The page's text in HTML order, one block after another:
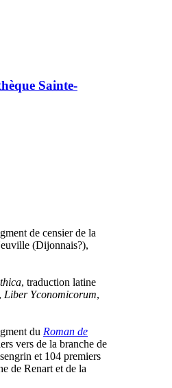
Sainte-
de censier de la
(Dijonnais?),
, traduction latine
Liber Yconomicorum,
du Roman de
vers de la branche de
et 104 premiers
de Renart et de la